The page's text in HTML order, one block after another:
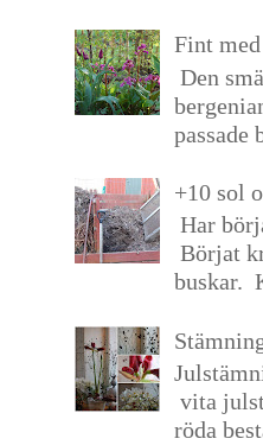
Fint
Den
passade
+10 sol
Har
Börjat
buskar.
vita
röda